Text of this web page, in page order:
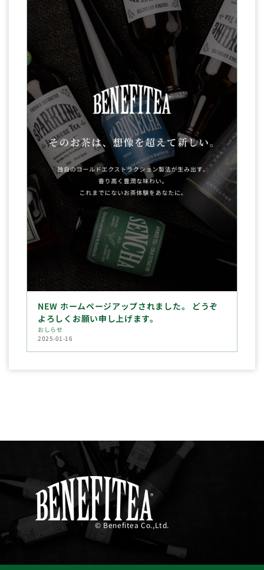
NEW ホームページアップされました。 どうぞ
よろしくお願い申し上げます。
おしらせ
2025-01-16
© Benefitea Co.,Ltd.